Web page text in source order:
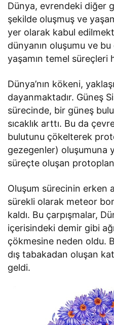
Dünya, evrendeki diğer
şekilde oluşmuş ve
yer olarak kabul
dünyanın oluşumu ve
yaşamın temel süreçleri
Dünya’nın kökeni,
dayanmaktadır. Güneş
sürecinde, bir güneş
sıcaklık arttı. Bu da
bulutunu çökelterek
gezegenler) oluşumuna
süreçte oluşan
Oluşum sürecinin erken
sürekli olarak meteor
kaldı. Bu çarpışmalar,
içerisindeki demir gibi
çökmesine neden oldu.
dış tabakadan oluşan
geldi.